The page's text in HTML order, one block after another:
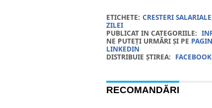
ETICHETE: CRESTERI SALARIALE
ZILEI
PUBLICAT IN CATEGORIILE:
NE PUTEȚI URMĂRI ȘI PE
LINKEDIN
DISTRIBUIE ȘTIREA: FACEBOOK
RECOMANDĂRI